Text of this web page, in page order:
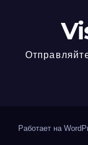
Работает на